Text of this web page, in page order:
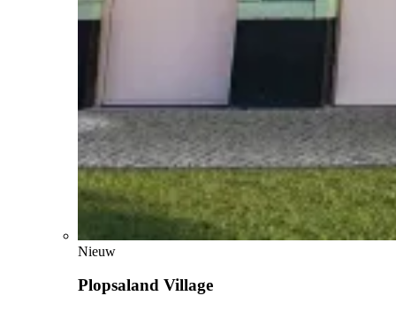
Nieuw
Plopsaland Village